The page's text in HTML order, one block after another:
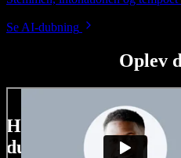
Se AI-dubning
Oplev
Her er bare en lille
du kan lave med